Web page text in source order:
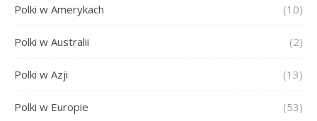
Polki w Amerykach (10)
Polki w Australii (2)
Polki w Azji (13)
Polki w Europie (53)